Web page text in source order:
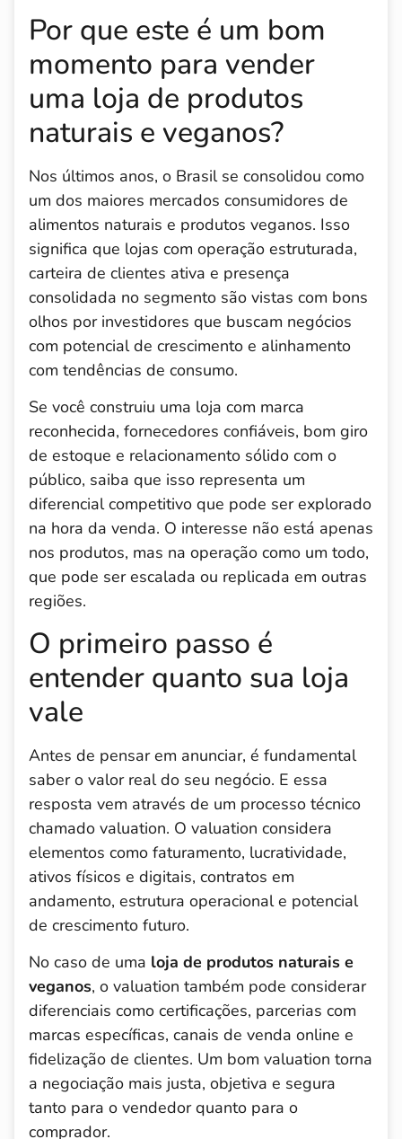
Por que este é um bom
momento para vender
uma loja de produtos
naturais e veganos?
Nos últimos anos, o Brasil se consolidou como
um dos maiores mercados consumidores de
alimentos naturais e produtos veganos. Isso
significa que lojas com operação estruturada,
carteira de clientes ativa e presença
consolidada no segmento são vistas com bons
olhos por investidores que buscam negócios
com potencial de crescimento e alinhamento
com tendências de consumo.
Se você construiu uma loja com marca
reconhecida, fornecedores confiáveis, bom giro
de estoque e relacionamento sólido com o
público, saiba que isso representa um
diferencial competitivo que pode ser explorado
na hora da venda. O interesse não está apenas
nos produtos, mas na operação como um todo,
que pode ser escalada ou replicada em outras
regiões.
O primeiro passo é
entender quanto sua loja
vale
Antes de pensar em anunciar, é fundamental
saber o valor real do seu negócio. E essa
resposta vem através de um processo técnico
chamado valuation. O valuation considera
elementos como faturamento, lucratividade,
ativos físicos e digitais, contratos em
andamento, estrutura operacional e potencial
de crescimento futuro.
No caso de uma loja de produtos naturais e
veganos, o valuation também pode considerar
diferenciais como certificações, parcerias com
marcas específicas, canais de venda online e
fidelização de clientes. Um bom valuation torna
a negociação mais justa, objetiva e segura
tanto para o vendedor quanto para o
comprador.